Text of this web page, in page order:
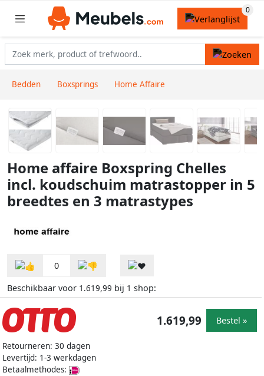
Bedden Boxsprings Home Affaire
Home affaire Boxspring Chelles
incl. koudschuim matrastopper in 5
breedtes en 3 matrastypes
0
Beschikbaar voor 1.619,99 bij 1 shop:
Retourneren: 30 dagen
Levertijd: 1-3 werkdagen
Betaalmethodes:
1.619,99 Bestel »